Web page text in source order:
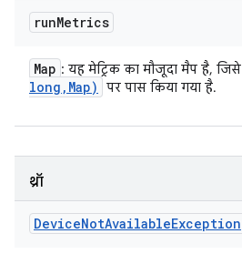
runMetrics
Map : यह मेट्रिक का मौजूदा मैप है, जिसे
long , Map) पर पास किया गया है.
थ्रॉ
DeviceNotAvailableException